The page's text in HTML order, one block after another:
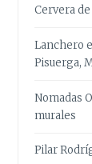
Cervera
Lanchero
Pisuerga,
Nomadas
murales
Pilar